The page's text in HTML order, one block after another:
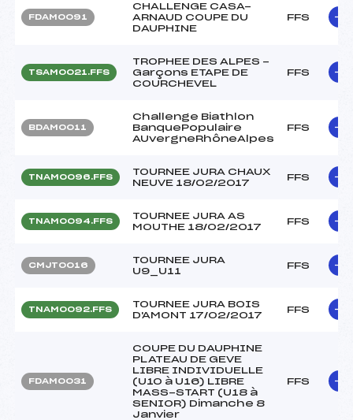
FDAM0091
CHALLENGE CASA-
ARNAUD COUPE DU
DAUPHINE
FFS
TSAM0021.FFS
TROPHEE DES ALPES -
Garçons ETAPE DE
COURCHEVEL
FFS
BDAM0011
Challenge Biathlon
BanquePopulaire
AUvergneRhôneAlpes
FFS
TNAM0096.FFS
TOURNEE JURA CHAUX
NEUVE 18/02/2017
FFS
TNAM0094.FFS
TOURNEE JURA AS
MOUTHE 18/02/2017
FFS
CMJT0016
TOURNEE JURA
U9_U11
FFS
TNAM0092.FFS
TOURNEE JURA BOIS
D'AMONT 17/02/2017
FFS
FDAM0031
COUPE DU DAUPHINE
PLATEAU DE GEVE
LIBRE INDIVIDUELLE
(U10 à U16) LIBRE
MASS-START (U18 à
SENIOR) Dimanche 8
Janvier
FFS